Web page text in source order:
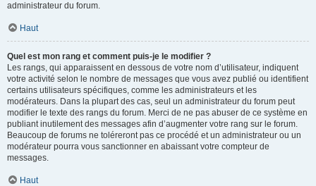
administrateur du forum.
Haut
Quel est mon rang et comment puis-je le modifier ?
Les rangs, qui apparaissent en dessous de votre nom d’utilisateur, indiquent
votre activité selon le nombre de messages que vous avez publié ou identifient
certains utilisateurs spécifiques, comme les administrateurs et les
modérateurs. Dans la plupart des cas, seul un administrateur du forum peut
modifier le texte des rangs du forum. Merci de ne pas abuser de ce système en
publiant inutilement des messages afin d’augmenter votre rang sur le forum.
Beaucoup de forums ne toléreront pas ce procédé et un administrateur ou un
modérateur pourra vous sanctionner en abaissant votre compteur de
messages.
Haut